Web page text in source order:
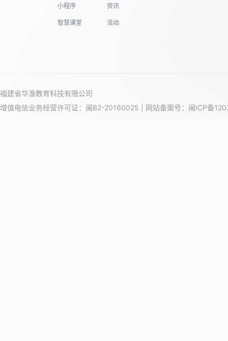
小程序
智慧课堂
资讯
活动
福建省华渔教育科技有限公司
增值电信业务经营许可证：闽B2-20160025 | 网站备案号： 闽ICP备